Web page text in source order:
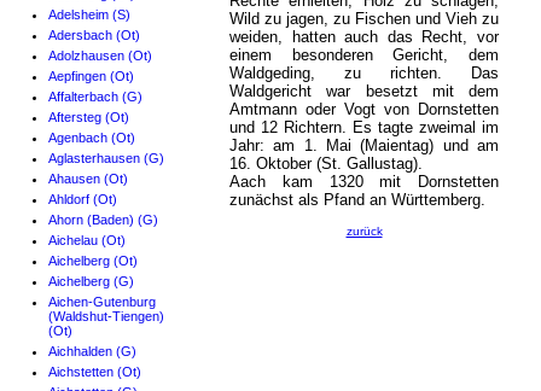
Adelsheim (S)
Adersbach (Ot)
Adolzhausen (Ot)
Aepfingen (Ot)
Affalterbach (G)
Aftersteg (Ot)
Agenbach (Ot)
Aglasterhausen (G)
Ahausen (Ot)
Ahldorf (Ot)
Ahorn (Baden) (G)
Aichelau (Ot)
Aichelberg (Ot)
Aichelberg (G)
Aichen-Gutenburg
(Waldshut-Tiengen)
(Ot)
Aichhalden (G)
Aichstetten (Ot)
Wild zu jagen, zu Fischen und Vieh zu
weiden, hatten auch das Recht, vor
einem besonderen Gericht, dem
Waldgeding, zu richten. Das
Waldgericht war besetzt mit dem
Amtmann oder Vogt von Dornstetten
und 12 Richtern. Es tagte zweimal im
Jahr: am 1. Mai (Maientag) und am
16. Oktober (St. Gallustag).
Aach kam 1320 mit Dornstetten
zunächst als Pfand an Württemberg.
zurück